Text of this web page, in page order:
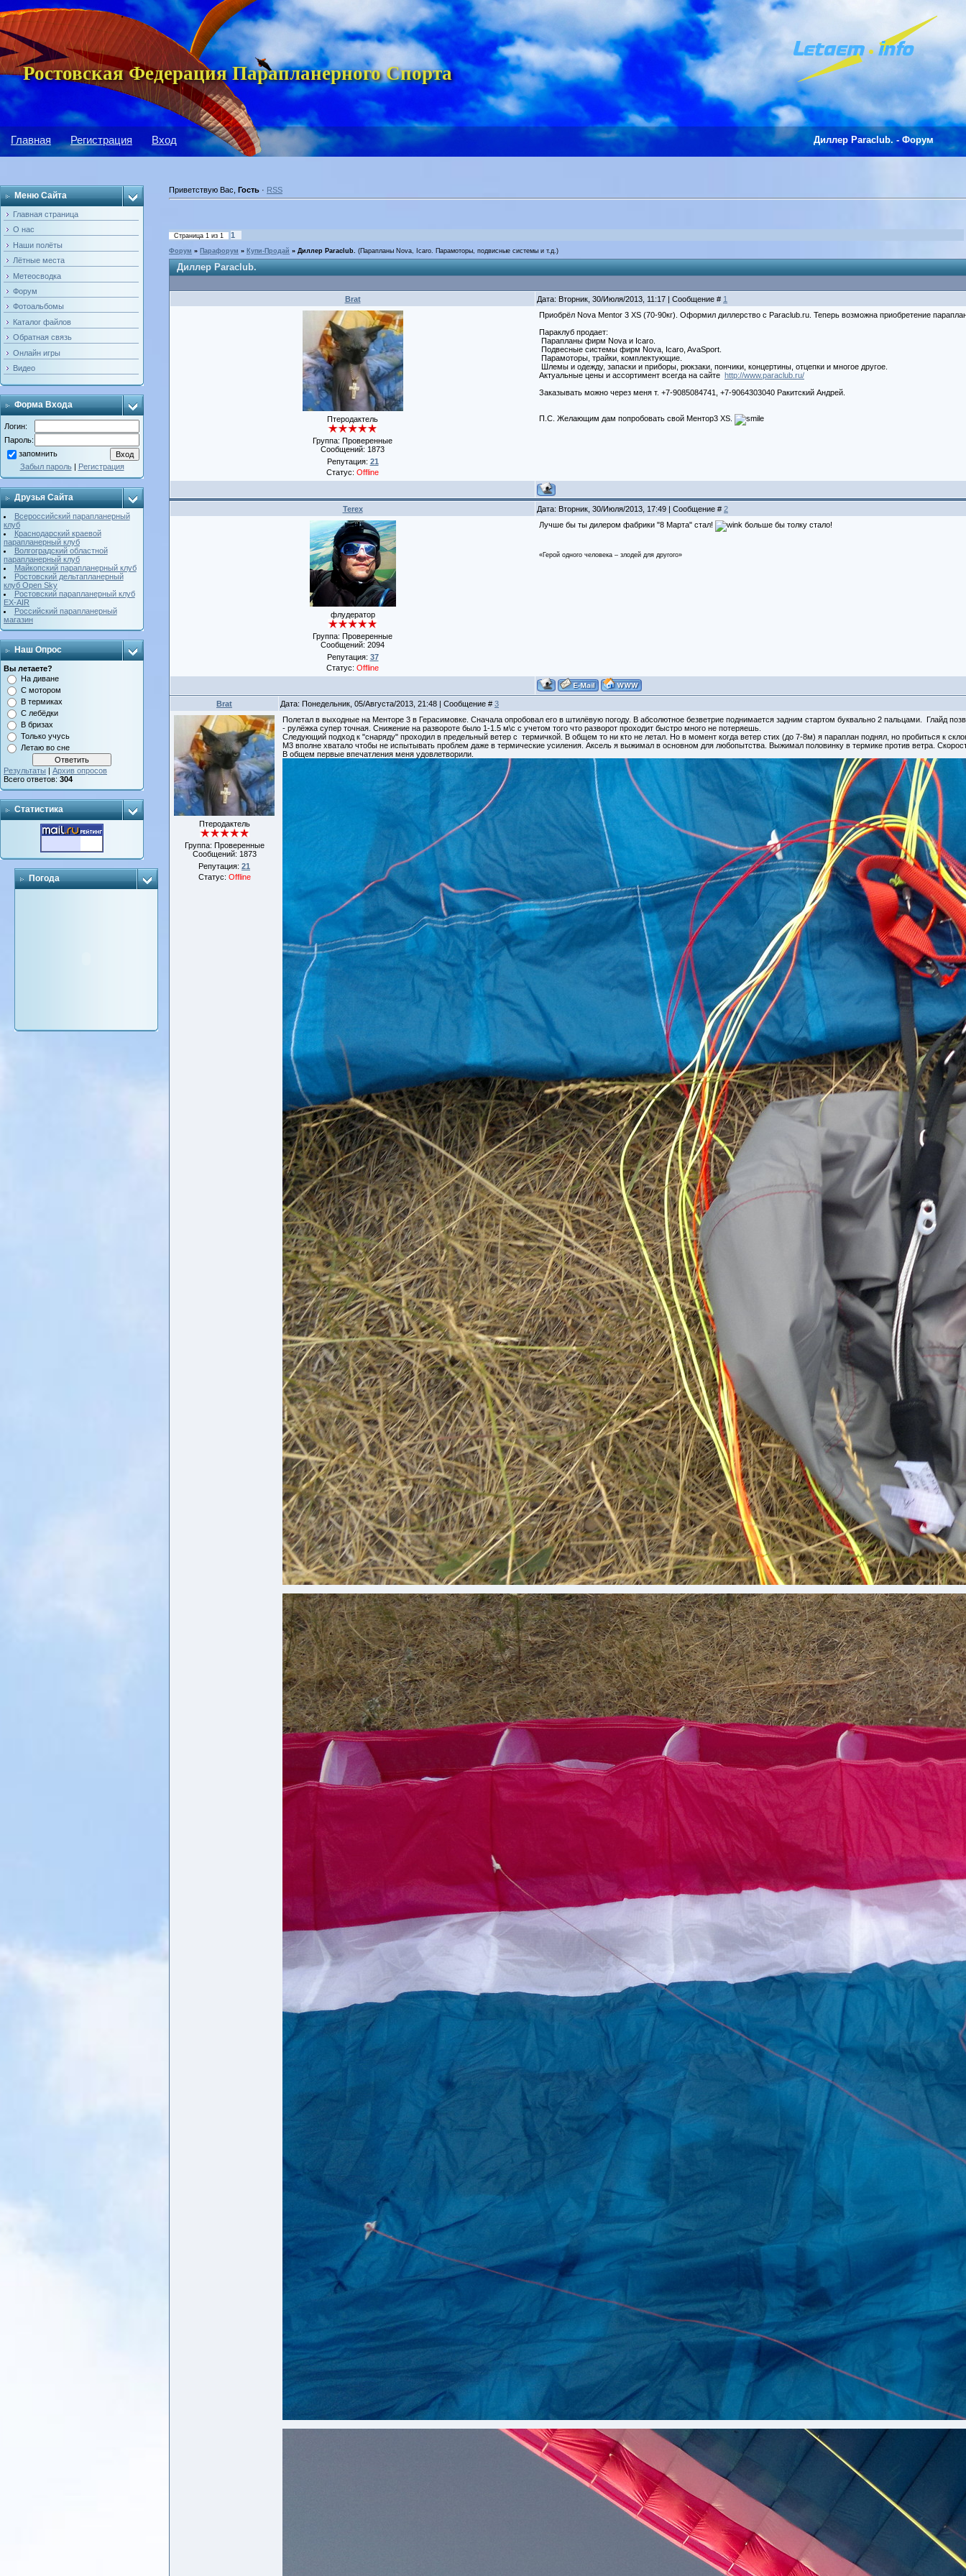
Ростовская Федерация Парапланерного Спорта
Главная Регистрация Вход Диллер Paraclub. - Форум
Меню Сайта
Главная страница
О нас
Наши полёты
Лётные места
Метеосводка
Форум
Фотоальбомы
Каталог файлов
Обратная связь
Онлайн игры
Видео
Форма Входа
Логин:
Пароль:
запомнить
Забыл пароль| Регистрация
Друзья Сайта
Всероссийский парапланерный
клуб
Краснодарский краевой
парапланерный клуб
Волгоградский областной
парапланерный клуб
Майкопский парапланерный клуб
Ростовский дельтапланерный
клуб Open Sky
Ростовский парапланерный клуб
ЕХ-AIR
Российский парапланерный
магазин
Наш Опрос
Вы летаете?
На диване
С мотором
В термиках
С лебёдки
В бризах
Только учусь
Летаю во сне
Результаты | Архив опросов
Всего ответов: 304
Статистика
Погода
Приветствую Вас Гость · RSS
Страница 1 из 1 1
Форум » Парафорум » Купи-Продай » Диллер Paraclub. (Парапланы Nova, Icaro. Парамоторы, подвисные системы и т.д.)
Диллер Paraclub.
Brat Дата: Вторник, 30/Июля/2013, 11:17 | Сообщение # 1
Птеродактель
Группа: Проверенные
Сообщений: 1873
Репутация: 21
Статус: Offline
Приобрёл Nova Mentor 3 XS (70-90кг). Оформил диллерство с Paraclub.ru. Теперь возможна приобретение
Параклуб продает:
Парапланы фирм Nova и Icaro.
Подвесные системы фирм Nova, Icaro, AvaSport.
Парамоторы, трайки, комплектующие.
Шлемы и одежду, запаски и приборы, рюкзаки, пончики, концертины, отцепки и многое другое.
Актуальные цены и ассортимент всегда на сайте http://www.paraclub.ru/
Заказывать можно через меня т. +7-9085084741, +7-9064303040 Ракитский Андрей.
П.С. Желающим дам попробовать свой Ментор3 XS.
Terex Дата: Вторник, 30/Июля/2013, 17:49 | Сообщение # 2
флудератор
Группа: Проверенные
Сообщений: 2094
Репутация: 37
Статус: Offline
Лучше бы ты дилером фабрики "8 Марта" стал! больше бы толку стало!
«Герой одного человека – злодей для другого»
Brat Дата: Понедельник, 05/Августа/2013, 21:48 | Сообщение # 3
Птеродактель
Группа: Проверенные
Сообщений: 1873
Репутация: 21
Статус: Offline
Полетал в выходные на Менторе 3 в Герасимовке. Сначала опробовал его в штилёвую погоду. В абсолютное безветрие поднимается задним стартом буквально 2 пальцами. Глайд
- рулёжка супер точная. Снижение на развороте было 1-1.5 м\с с учетом того что разворот проходит быстро много не потеряешь.
Следующий подход к "снаряду" проходил в предельный ветер с термичкой. В общем то ни кто не летал. Но в момент когда ветер стих (до 7-8м) я параплан поднял, но пробиться к
М3 вполне хватало чтобы не испытывать проблем даже в термические усиления. Аксель я выжимал в основном для любопытства. Выжимал половинку в термике против ветра.
В общем первые впечатления меня удовлетворили.